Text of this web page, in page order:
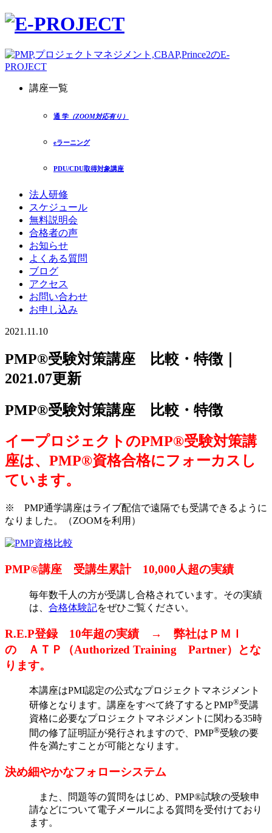
講座一覧
通 学 （ZOOM対応有り）
eラーニング
PDU/CDU取得対象講座
法人研修
スケジュール
無料説明会
合格者の声
お知らせ
よくある質問
ブログ
アクセス
お問い合わせ
お申し込み
2021.11.10
PMP®受験対策講座 比較・特徴｜
2021.07更新
PMP®受験対策講座 比較・特徴
イープロジェクトのPMP®受験対策講
座は、PMP®資格合格にフォーカスし
ています。
※ PMP通学講座はライブ配信で遠隔でも受講できるように
なりました。（ZOOMを利用）
PMP®講座 受講生累計 10,000人超の実績
毎年数千人の方が受講し合格されています。その実績
は、 合格体験記をぜひご覧ください。
R.E.P登録 10年超の実績 → 弊社はＰＭＩ
の ＡＴＰ（Authorized Training Partner）とな
ります。
本講座はPMI認定の公式なプロジェクトマネジメント
研修となります。講座をすべて終了するとPMP®受講
資格に必要なプロジェクトマネジメントに関わる35時
間の修了証明証が発行されますので、PMP®受験の要
件を満たすことが可能となります。
決め細やかなフォローシステム
また、問題等の質問をはじめ、PMP®試験の受験申
請などについて電子メールによる質問を受付けており
ます。